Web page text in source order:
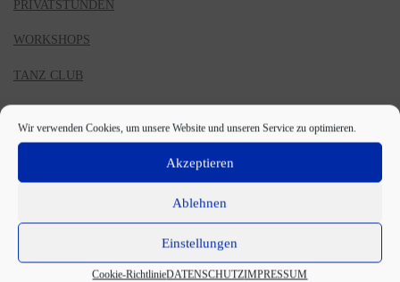
Wir verwenden Cookies, um unsere Website und unseren Service zu optimieren.
Akzeptieren
Ablehnen
Einstellungen
Cookie-RichtlinieDATENSCHUTZIMPRESSUM
PRIVATSTUNDEN
WORKSHOPS
TANZ CLUB
TANGO ARGENTINO
ROCK’N’ROLL / BOOGIE